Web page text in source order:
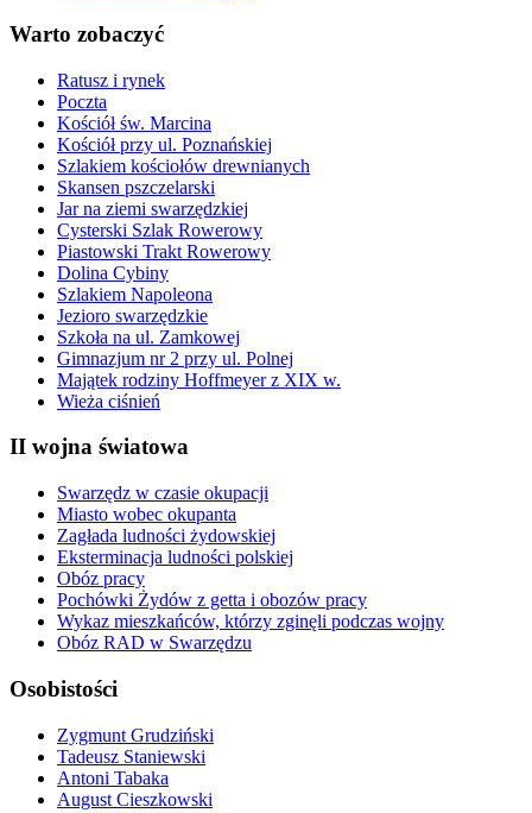
Warto zobaczyć
Ratusz i rynek
Poczta
Kościół św. Marcina
Kościół przy ul. Poznańskiej
Szlakiem kościołów drewnianych
Skansen pszczelarski
Jar na ziemi swarzędzkiej
Cysterski Szlak Rowerowy
Piastowski Trakt Rowerowy
Dolina Cybiny
Szlakiem Napoleona
Jezioro swarzędzkie
Szkoła na ul. Zamkowej
Gimnazjum nr 2 przy ul. Polnej
Majątek rodziny Hoffmeyer z XIX w.
Wieża ciśnień
II wojna światowa
Swarzędz w czasie okupacji
Miasto wobec okupanta
Zagłada ludności żydowskiej
Eksterminacja ludności polskiej
Obóz pracy
Pochówki Żydów z getta i obozów pracy
Wykaz mieszkańców, którzy zginęli podczas wojny
Obóz RAD w Swarzędzu
Osobistości
Zygmunt Grudziński
Tadeusz Staniewski
Antoni Tabaka
August Cieszkowski